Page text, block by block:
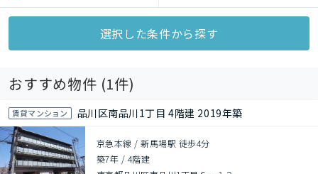
選択した条件から探す
おすすめ物件 (1件)
賃貸マンション 品川区南品川1丁目 4階建 2019年築
京急本線 / 新馬場駅 徒歩4分
築7年 / 4階建